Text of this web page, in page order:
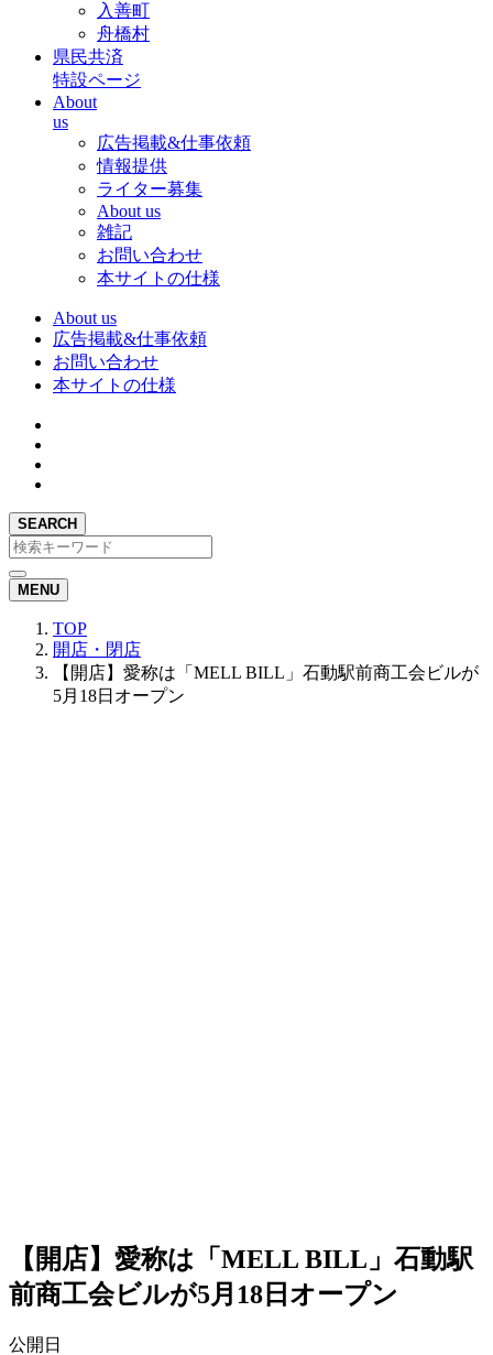
入善町
舟橋村
県民共済
特設ページ
About
us
広告掲載&仕事依頼
情報提供
ライター募集
About us
雑記
お問い合わせ
本サイトの仕様
About us
広告掲載&仕事依頼
お問い合わせ
本サイトの仕様
SEARCH
MENU
TOP
開店・閉店
【開店】愛称は「MELL BILL」石動駅前商工会ビルが
5月18日オープン
【開店】愛称は「MELL BILL」石動駅
前商工会ビルが5月18日オープン
公開日